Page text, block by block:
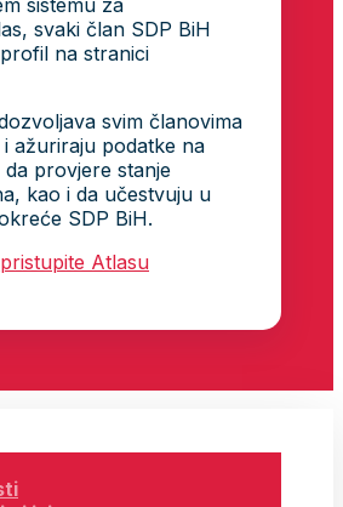
sistemu za
svaki član SDP BiH
na stranici
svim članovima
ažuriraju podatke na
provjere stanje
kao i da učestvuju u
SDP BiH.
Atlasu